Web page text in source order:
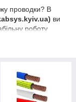
проводки? В
ви
роботу
та